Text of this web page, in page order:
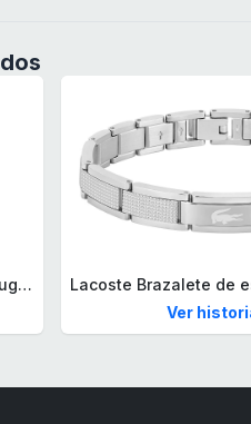
Mega Fallout Figuras de acción y Juguetes de construcción, Parada de Camiones Red Rocket con 824 Piezas, 2 Personajes articulados y Accesorios, para coleccionistas, HXT00
Ver